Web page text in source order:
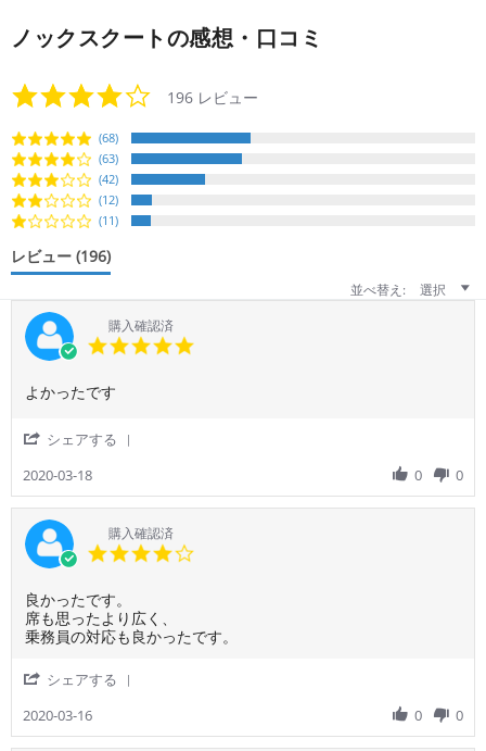
ノックスクート の感想・口コミ
3.8
star
196 レビュー
(68)
(63)
(42)
(12)
(11)
レビュー (196)
並べ替え:
選択
購入確認済
Review
ご
利
者
様
on
18
Mar
2020
review
よ
か
た
で
す
よかったです
シェアする
by
ご
利
用
者
18
Mar
2020-03-18 0 0
購入確認済
Review
by
ご
用
者
様
on
16
review
stating
良
っ
た
で
す。
席
良かったです。
席も思ったより広く、
乗務員の対応も良かったです。
シェアする
by
2020-03-16 0 0